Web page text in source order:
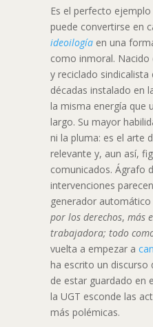
Es el perfecto
puede convertirse en
ideoilogíaen una
como inmoral.
y reciclado sindicalista
décadas instalado en
la misma energía que
largo. Su mayor
ni la pluma: es el arte
relevante y, aun así,
comunicados. Ágrafo
intervenciones
generador automático
por los derechos, más
trabajadora; todo
vuelta a empezar a
ha escrito un discurso
de estar guardado en
la UGT esconde las
más polémicas.